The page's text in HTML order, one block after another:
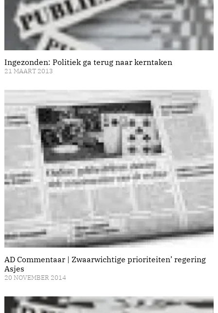
Ingezonden: Politiek ga terug naar kerntaken
21 MAART 2013
AD Commentaar | Zwaarwichtige prioriteiten’ regering
Asjes
20 NOVEMBER 2014